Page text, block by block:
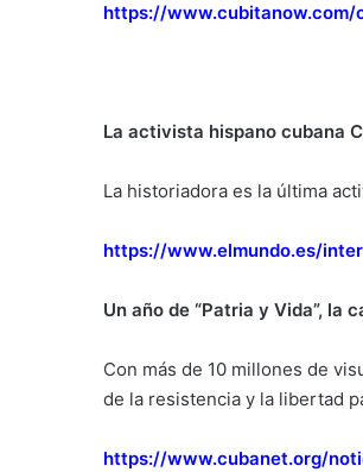
https://
La activista hispano cubana
La historiadora es la última
https://www.elmundo.es/
Un año de “Patria y Vida”, la
Con más de 10 millones de
de la resistencia y la libertad
https://www.cubanet.org/